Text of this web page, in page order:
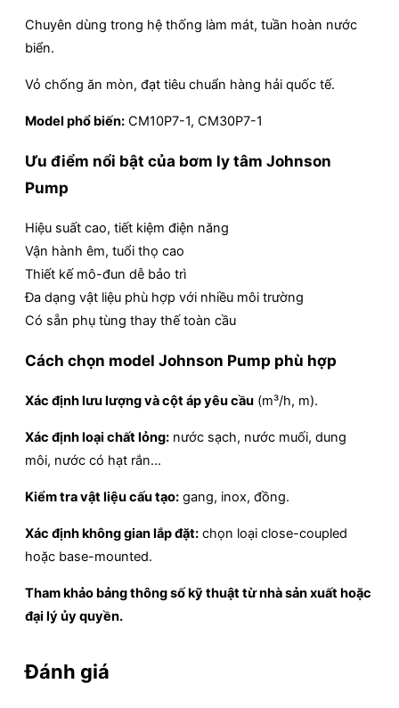
Chuyên dùng trong hệ thống làm mát, tuần hoàn nước
biển.
Vỏ chống ăn mòn, đạt tiêu chuẩn hàng hải quốc tế.
Model phổ biến: CM10P7-1, CM30P7-1
Ưu điểm nổi bật của bơm ly tâm Johnson
Pump
Hiệu suất cao, tiết kiệm điện năng
Vận hành êm, tuổi thọ cao
Thiết kế mô-đun dễ bảo trì
Đa dạng vật liệu phù hợp với nhiều môi trường
Có sẵn phụ tùng thay thế toàn cầu
Cách chọn model Johnson Pump phù hợp
Xác định lưu lượng và cột áp yêu cầu (m³/h, m).
Xác định loại chất lỏng: nước sạch, nước muối, dung
môi, nước có hạt rắn…
Kiểm tra vật liệu cấu tạo: gang, inox, đồng.
Xác định không gian lắp đặt: chọn loại close-coupled
hoặc base-mounted.
Tham khảo bảng thông số kỹ thuật từ nhà sản xuất hoặc
đại lý ủy quyền.
Đánh giá